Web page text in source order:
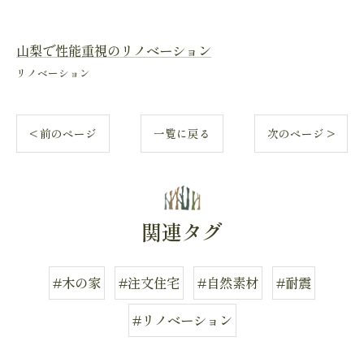
山梨で性能重視のリノベーション
リノベーション
< 前のページ 一覧に戻る 次のページ >
関連タグ
#木の家 #注文住宅 #自然素材
#耐震
#リノベーション